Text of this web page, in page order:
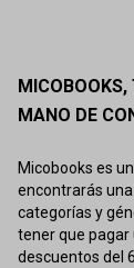
MANO DE
Micobooks es
encontrarás
categorías y
tener que pagar
descuentos del